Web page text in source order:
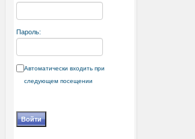
Пароль:
Автоматически входить при
следующем посещении